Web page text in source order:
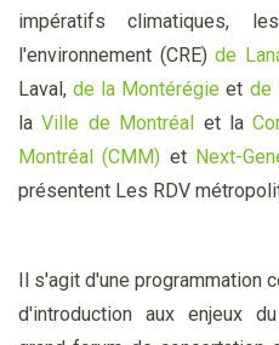
impératifs climatiques,
l'environnement (CRE)de
Laval,de la Montérégie et de
laVille de Montréal et la
Montréal (CMM) etNext-
présentent Les RDV
Il s'agit d'une programmation
d'introduction aux enjeux